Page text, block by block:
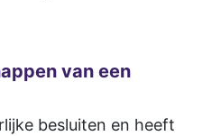
van een
besluiten en heeft